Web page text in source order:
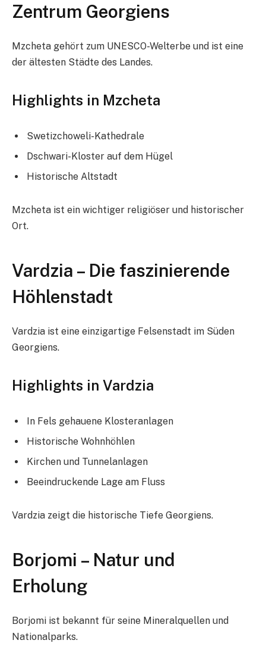
Zentrum Georgiens
Mzcheta gehört zum UNESCO-Welterbe und ist eine
der ältesten Städte des Landes.
Highlights in Mzcheta
Swetizchoweli-Kathedrale
Dschwari-Kloster auf dem Hügel
Historische Altstadt
Mzcheta ist ein wichtiger religiöser und historischer
Ort.
Vardzia – Die faszinierende
Höhlenstadt
Vardzia ist eine einzigartige Felsenstadt im Süden
Georgiens.
Highlights in Vardzia
In Fels gehauene Klosteranlagen
Historische Wohnhöhlen
Kirchen und Tunnelanlagen
Beeindruckende Lage am Fluss
Vardzia zeigt die historische Tiefe Georgiens.
Borjomi – Natur und
Erholung
Borjomi ist bekannt für seine Mineralquellen und
Nationalparks.